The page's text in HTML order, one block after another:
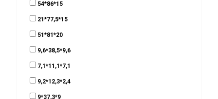
54*86*15
21*77,5*15
51*81*20
9,6*38,5*9,6
7,1*11,1*7,1
9,2*12,3*2,4
9*37,3*9